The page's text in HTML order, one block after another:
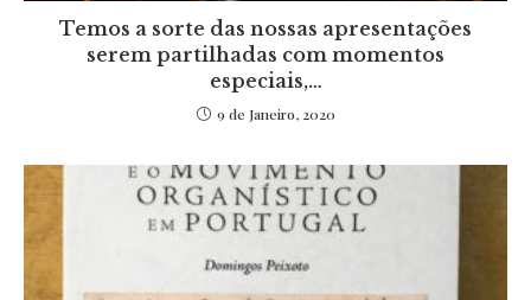
Temos a sorte das nossas apresentações
serem partilhadas com momentos
especiais,…
9 de Janeiro, 2020